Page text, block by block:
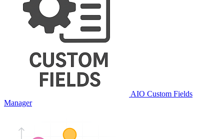
AIO Custom Fields
Manager